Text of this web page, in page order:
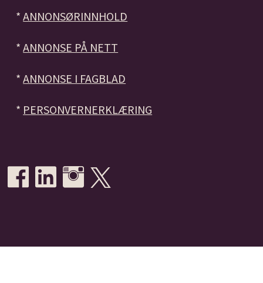
*ANNONSØRINNHOLD
*ANNONSE PÅ NETT
*ANNONSE I FAGBLAD
* PERSONVERNERKLÆRING